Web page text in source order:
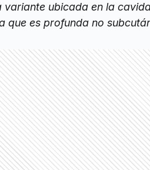
variante ubicada en la
que es profunda no